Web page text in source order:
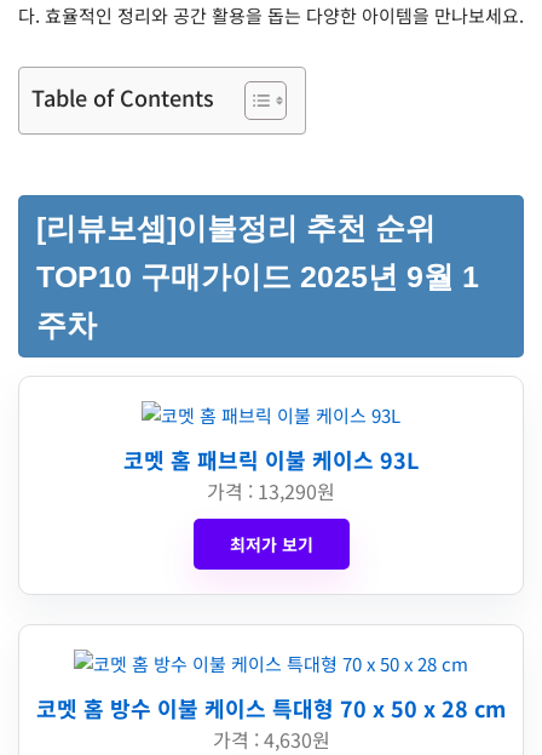
다. 효율적인 정리와 공간 활용을 돕는 다양한 아이템을 만나보세요.
Table of Contents
[리뷰보셈]이불정리 추천 순위
TOP10 구매가이드 2025년 9월 1
주차
코멧 홈 패브릭 이불 케이스 93L
가격 : 13,290원
최저가 보기
코멧 홈 방수 이불 케이스 특대형 70 x 50 x 28 cm
가격 : 4,630원